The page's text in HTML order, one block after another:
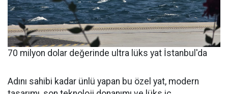
70 milyon dolar değerinde ultra lüks yat İstanbul'da
Adını sahibi kadar ünlü yapan bu özel yat, modern